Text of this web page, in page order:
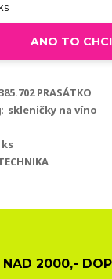
ANO TO CHCI
PRASÁTKO
skleničky na víno
NAD 2000,-